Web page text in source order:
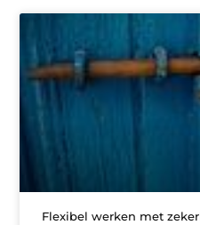
Flexibel werken met